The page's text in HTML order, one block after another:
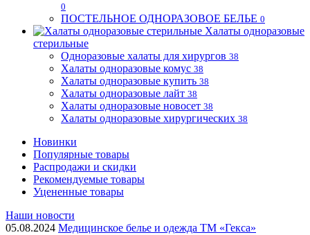
0
ПОСТЕЛЬНОЕ ОДНОРАЗОВОЕ БЕЛЬЕ 0
Халаты одноразовые
стерильные
Одноразовые халаты для хирургов 38
Халаты одноразовые комус 38
Халаты одноразовые купить 38
Халаты одноразовые лайт 38
Халаты одноразовые новосет 38
Халаты одноразовые хирургических 38
Новинки
Популярные товары
Распродажи и скидки
Рекомендуемые товары
Уцененные товары
Наши новости
05.08.2024 Медицинское белье и одежда ТМ «Гекса»